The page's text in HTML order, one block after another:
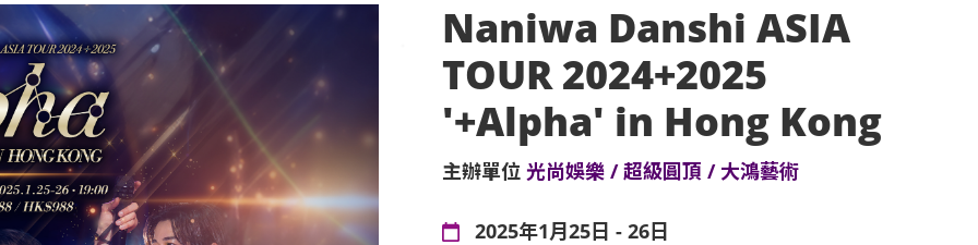
Naniwa Danshi ASIA
TOUR 2024+2025
'+Alpha' in Hong Kong
主辦單位 光尚娛樂 / 超級圓頂 / 大鴻藝術
2025年1月25日 - 26日